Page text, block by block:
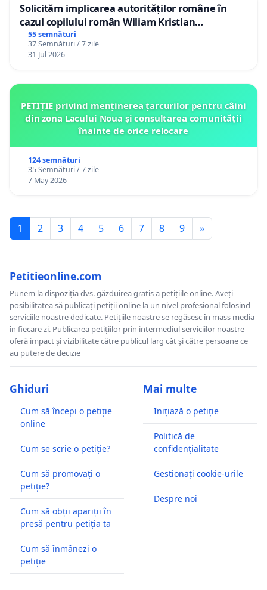
Solicităm implicarea autorităților române în
cazul copilului român Wiliam Kristian
Gheorghe, aflat în plasament în Danemarca de
12 ani
55 semnături
37 Semnături / 7 zile
31 Jul 2026
PETIȚIE privind menținerea țarcurilor pentru câini
din zona Lacului Noua și consultarea comunității
înainte de orice relocare
124 semnături
35 Semnături / 7 zile
7 May 2026
1 2 3 4 5 6 7 8 9 »
Petitieonline.com
Punem la dispoziția dvs. găzduirea gratis a petițiile online. Aveți
posibilitatea să publicați petiții online la un nivel profesional folosind
serviciile noastre dedicate. Petițiile noastre se regăsesc în mass media
în fiecare zi. Publicarea petițiilor prin intermediul serviciilor noastre
oferă impact și vizibilitate către publicul larg cât și către persoane ce
au putere de decizie
Ghiduri
Cum să începi o petiție
online
Cum se scrie o petiție?
Cum să promovați o
petiție?
Cum să obții apariții în
presă pentru petiția ta
Cum să înmânezi o
petiție
Mai multe
Inițiază o petiție
Politică de
confidențialitate
Gestionați cookie-urile
Despre noi